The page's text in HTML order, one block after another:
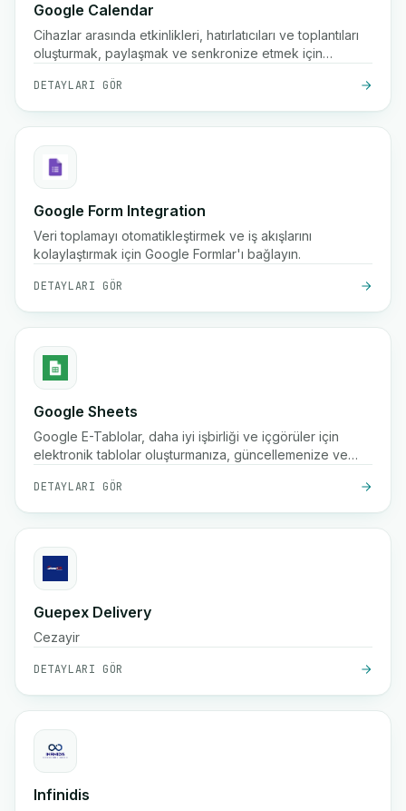
Google Calendar
Cihazlar arasında etkinlikleri, hatırlatıcıları ve toplantıları
oluşturmak, paylaşmak ve senkronize etmek için
DETAYLARI GÖR
Google Form Integration
Veri toplamayı otomatikleştirmek ve iş akışlarını
kolaylaştırmak için Google Formlar'ı bağlayın.
DETAYLARI GÖR
Google Sheets
Google E-Tablolar, daha iyi işbirliği ve içgörüler için
elektronik tablolar oluşturmanıza, güncellemenize ve
akışlarınız arasında bilgileri senkronize etmenize olanak
tanır.
DETAYLARI GÖR
Guepex Delivery
Cezayir
DETAYLARI GÖR
Infinidis